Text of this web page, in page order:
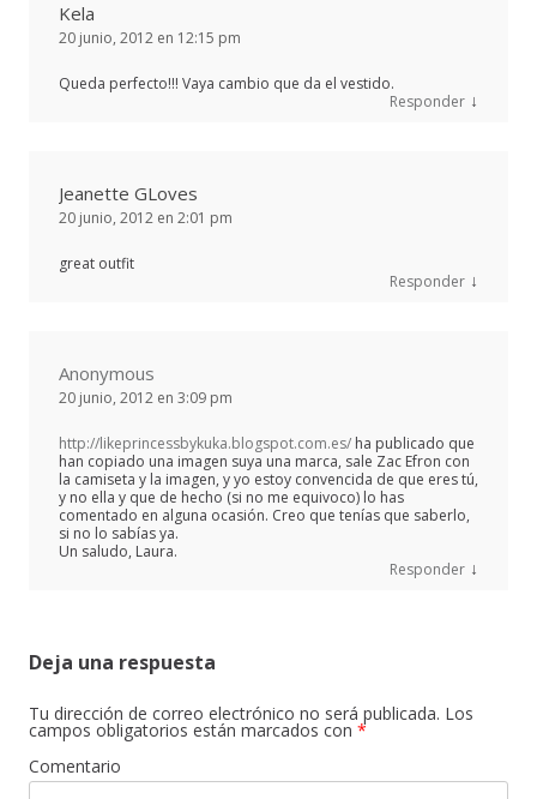
Kela
20 junio, 2012 en 12:15 pm
Queda perfecto!!! Vaya cambio que da el vestido.
Responder ↓
Jeanette GLoves
20 junio, 2012 en 2:01 pm
great outfit
Responder ↓
Anonymous
20 junio, 2012 en 3:09 pm
http://likeprincessbykuka.blogspot.com.es/ ha publicado que
han copiado una imagen suya una marca, sale Zac Efron con
la camiseta y la imagen, y yo estoy convencida de que eres tú,
y no ella y que de hecho (si no me equivoco) lo has
comentado en alguna ocasión. Creo que tenías que saberlo,
si no lo sabías ya.
Un saludo, Laura.
Responder ↓
Deja una respuesta
Tu dirección de correo electrónico no será publicada. Los
campos obligatorios están marcados con *
Comentario